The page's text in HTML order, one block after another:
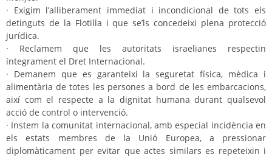
· Exigim l’alliberament immediat i incondicional de tots els
detinguts de la Flotilla i que se’ls concedeixi plena protecció
jurídica.
· Reclamem que les autoritats israelianes respectin
íntegrament el Dret Internacional.
· Demanem que es garanteixi la seguretat física, mèdica i
alimentària de totes les persones a bord de les embarcacions,
així com el respecte a la dignitat humana durant qualsevol
acció de control o intervenció.
· Instem la comunitat internacional, amb especial incidència en
els estats membres de la Unió Europea, a pressionar
diplomàticament per evitar que actes similars es repeteixin i